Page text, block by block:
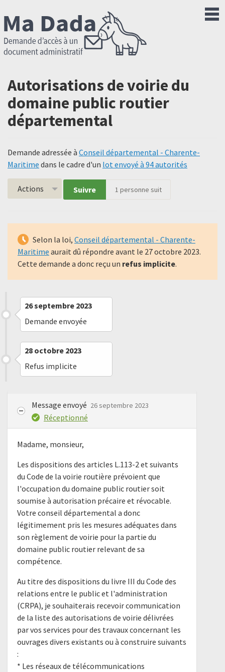
Autorisations de voirie du
domaine public routier
départemental
Demande adressée à Conseil départemental - Charente-
Maritime dans le cadre d'un lot envoyé à 94 autorités
Actions Suivre 1 personne suit
Selon la loi, Conseil départemental - Charente-
Maritime aurait dû répondre avant le 27 octobre 2023.
Cette demande a donc reçu un refus implicite.
26 septembre 2023
Demande envoyée
28 octobre 2023
Refus implicite
Message envoyé 26 septembre 2023
Réceptionné
Madame, monsieur,
Les dispositions des articles L.113-2 et suivants
du Code de la voirie routière prévoient que
l'occupation du domaine public routier soit
soumise à autorisation précaire et révocable.
Votre conseil départemental a donc
légitimement pris les mesures adéquates dans
son règlement de voirie pour la partie du
domaine public routier relevant de sa
compétence.
Au titre des dispositions du livre III du Code des
relations entre le public et l'administration
(CRPA), je souhaiterais recevoir communication
de la liste des autorisations de voirie délivrées
par vos services pour des travaux concernant les
ouvrages divers existants ou à construire suivants
:
* Les réseaux de télécommunications